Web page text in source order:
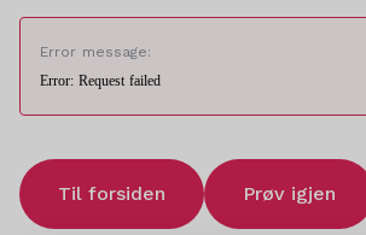
Error message:
Error: Request failed
Til forsiden Prøv igjen